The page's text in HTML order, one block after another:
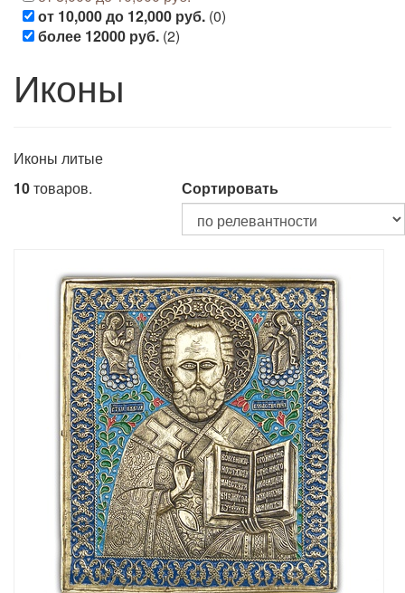
от 10,000 до 12,000 руб. (0)
более 12000 руб. (2)
Иконы
Иконы литые
10товаров. Сортировать